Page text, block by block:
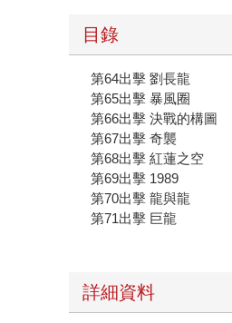
目錄
第64出擊 劉長龍
第65出擊 暴風圈
第66出擊 決戰的構圖
第67出擊 奇襲
第68出擊 紅蓮之空
第69出擊 1989
第70出擊 龍與龍
第71出擊 巨龍
詳細資料